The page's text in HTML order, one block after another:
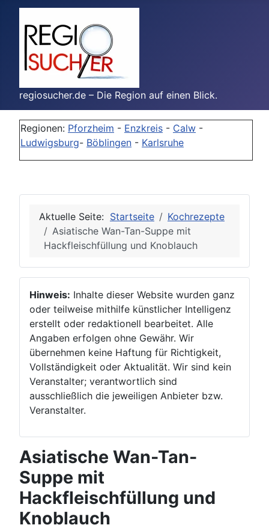
regiosucher.de – Die Region auf einen Blick.
Regionen: Pforzheim - Enzkreis - Calw -
Ludwigsburg- Böblingen - Karlsruhe
Aktuelle Seite: Startseite
Kochrezepte
Asiatische Wan-Tan-Suppe mit
Hackfleischfüllung und Knoblauch
Hinweis: Inhalte dieser Website wurden ganz
oder teilweise mithilfe künstlicher Intelligenz
erstellt oder redaktionell bearbeitet. Alle
Angaben erfolgen ohne Gewähr. Wir
übernehmen keine Haftung für Richtigkeit,
Vollständigkeit oder Aktualität. Wir sind kein
Veranstalter; verantwortlich sind
ausschließlich die jeweiligen Anbieter bzw.
Veranstalter.
Asiatische Wan-Tan-
Suppe mit
Hackfleischfüllung und
Knoblauch